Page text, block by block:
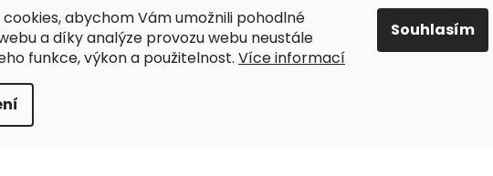
abychom Vám umožnili pohodlné
a díky analýze provozu webu neustále
funkce, výkon a použitelnost. Více informací
Souhlasím